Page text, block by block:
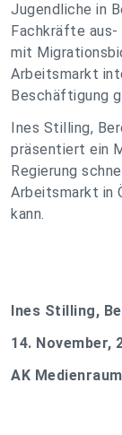
Jugendliche in
Fachkräfte
mit
Arbeitsmarkt
Beschäftigung
Ines Stilling,
präsentiert ein
Regierung
Arbeitsmarkt in
kann.
Ines Stilling,
14. November,
AK